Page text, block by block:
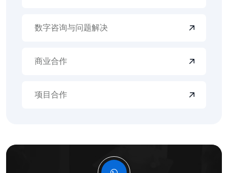
数字咨询与问题解决
商业合作
项目合作